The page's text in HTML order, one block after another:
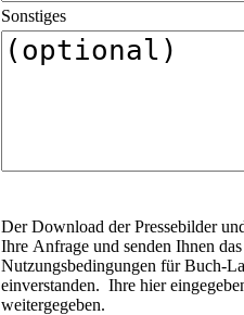
Sonstiges
Der Download der Pressebilder und Layouts ist für jeden Titel mit einem gesonderten Passwort geschützt. Gerne bearbeiten wir
Ihre Anfrage und senden Ihnen das Passwort schnellstmöglich zu. Mit dem Download der Daten erklären Sie sich mit den
Nutzungsbedingungen für Buch-Layouts und Pressebilder (beim jeweiligen Buchtitel im Pressebereich hinterlegt)
einverstanden. Ihre hier eingegebenen Daten werden durch Schirmer/Mosel nicht an andere Personen oder Unternehmen
weitergegeben.